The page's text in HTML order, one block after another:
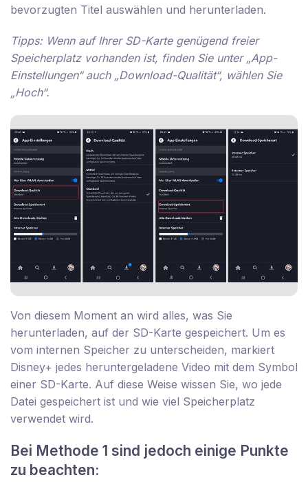
bevorzugten Titel auswählen und herunterladen.
Tipps: Wenn auf Ihrer SD-Karte genügend freier
Speicherplatz vorhanden ist, finden Sie unter „App-
Einstellungen“ auch „Download-Qualität“, wählen Sie
„Hoch“.
Von diesem Moment an wird alles, was Sie
herunterladen, auf der SD-Karte gespeichert. Um es
vom internen Speicher zu unterscheiden, markiert
Disney+ jedes heruntergeladene Video mit dem Symbol
einer SD-Karte. Auf diese Weise wissen Sie, wo jede
Datei gespeichert ist und wie viel Speicherplatz
verwendet wird.
Bei Methode 1 sind jedoch einige Punkte
zu beachten: